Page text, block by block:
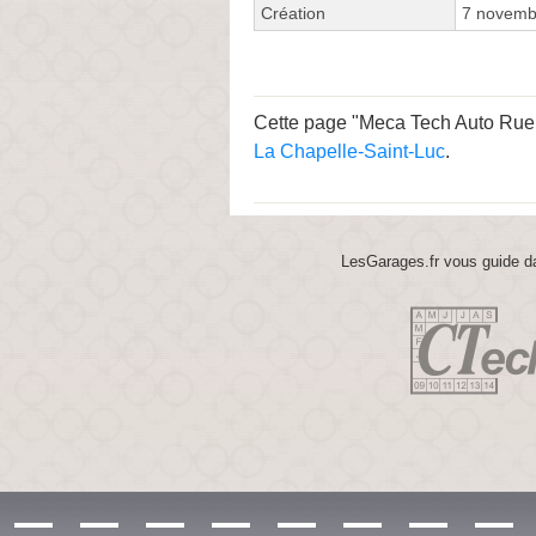
Création 7
Cette page "Meca Tech Auto
La Chapelle-Saint-Luc.
LesGarages.fr vous guide